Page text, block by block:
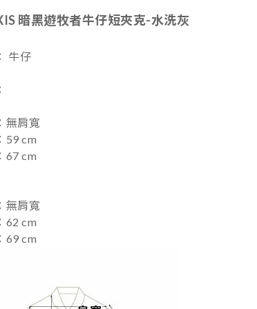
暗黑遊牧者牛仔短夾克-水洗灰
牛仔
無肩寬
59 cm
67 cm
無肩寬
62 cm
69 cm